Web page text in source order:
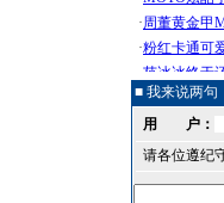
■ 我来说两句
用 户：
请各位遵纪